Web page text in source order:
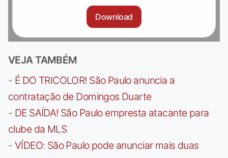
Download
VEJA TAMBÉM
- É DO TRICOLOR! São Paulo anuncia a
contratação de Domingos Duarte
- DE SAÍDA! São Paulo empresta atacante para
clube da MLS
- VÍDEO: São Paulo pode anunciar mais duas